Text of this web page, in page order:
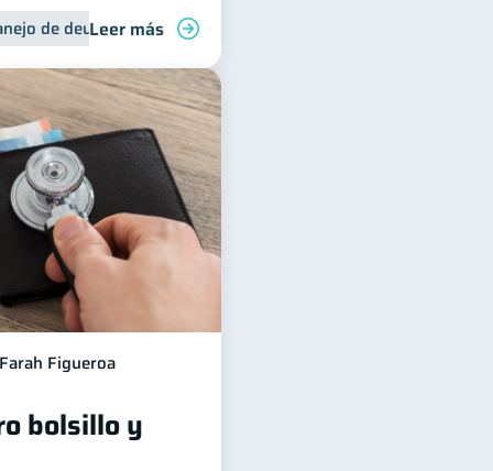
de deudas Control de deudas
Leer más
Farah Figueroa
bolsillo y